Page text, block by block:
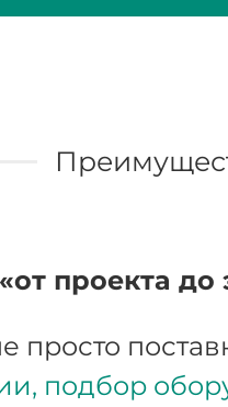
проекта до
просто
подбор